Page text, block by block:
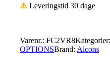
⚠️ Leveringstid 30 dage
Varenr.: FC2VR8Kategorier:
OPTIONSBrand: Alcons